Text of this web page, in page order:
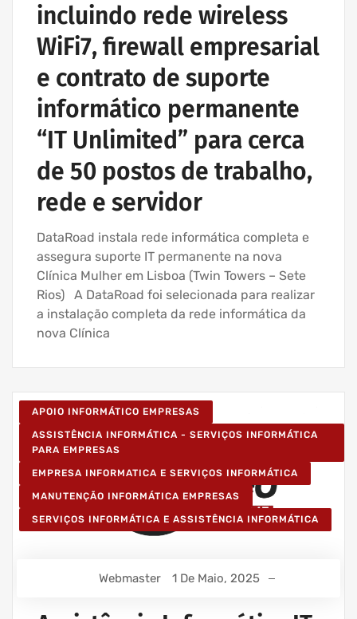
incluindo rede wireless
WiFi7, firewall empresarial
e contrato de suporte
informático permanente
“IT Unlimited” para cerca
de 50 postos de trabalho,
rede e servidor
DataRoad instala rede informática completa e
assegura suporte IT permanente na nova
Clínica Mulher em Lisboa (Twin Towers – Sete
Rios) A DataRoad foi selecionada para realizar
a instalação completa da rede informática da
nova Clínica
APOIO INFORMÁTICO EMPRESAS
ASSISTÊNCIA INFORMÁTICA - SERVIÇOS INFORMÁTICA
PARA EMPRESAS
EMPRESA INFORMATICA E SERVIÇOS INFORMÁTICA
MANUTENÇÃO INFORMÁTICA EMPRESAS
SERVIÇOS INFORMÁTICA E ASSISTÊNCIA INFORMÁTICA
Webmaster 1 De Maio, 2025